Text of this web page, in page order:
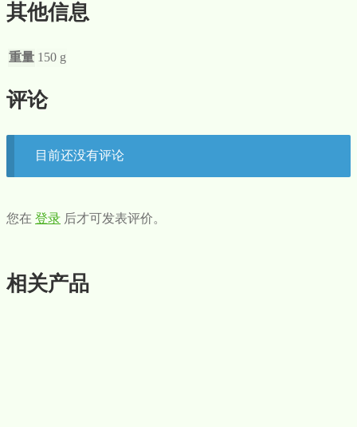
其他信息
重量 150 g
评论
目前还没有评论
您在 登录 后才可发表评价。
相关产品